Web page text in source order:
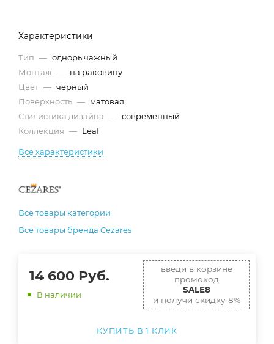
Характеристики
Тип — однорычажный
Монтаж — на раковину
Цвет — черный
Поверхность — матовая
Стилистика дизайна — современный
Коллекция — Leaf
Все характеристики
Все товары категории
Все товары бренда Cezares
14 600 Руб.
В наличии
введи в корзине
промокод
SALE8
и получи скидку 8%
КУПИТЬ В 1 КЛИК